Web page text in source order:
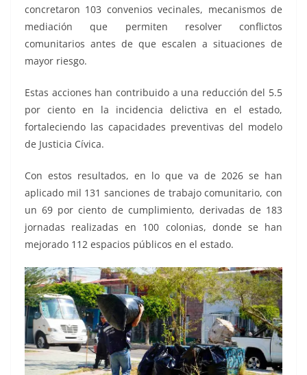
concretaron 103 convenios vecinales, mecanismos de
mediación que permiten resolver conflictos
comunitarios antes de que escalen a situaciones de
mayor riesgo.
Estas acciones han contribuido a una reducción del 5.5
por ciento en la incidencia delictiva en el estado,
fortaleciendo las capacidades preventivas del modelo
de Justicia Cívica.
Con estos resultados, en lo que va de 2026 se han
aplicado mil 131 sanciones de trabajo comunitario, con
un 69 por ciento de cumplimiento, derivadas de 183
jornadas realizadas en 100 colonias, donde se han
mejorado 112 espacios públicos en el estado.